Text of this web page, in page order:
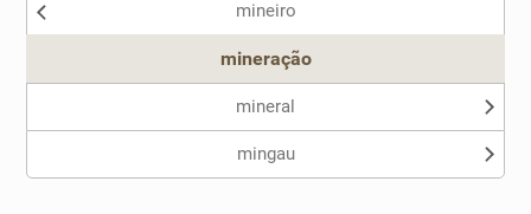
mineiro
mineração
mineral
mingau